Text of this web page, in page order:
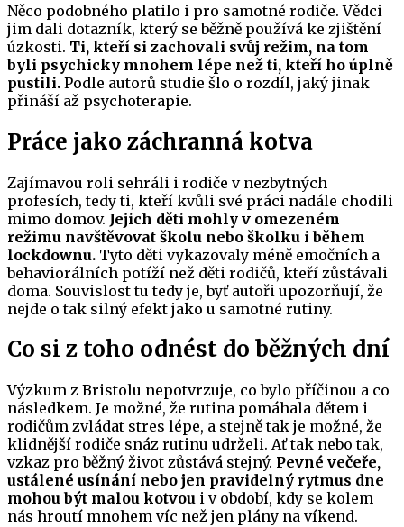
Něco podobného platilo i pro samotné rodiče. Vědci
jim dali dotazník, který se běžně používá ke zjištění
úzkosti. Ti, kteří si zachovali svůj režim, na tom
byli psychicky mnohem lépe než ti, kteří ho úplně
pustili. Podle autorů studie šlo o rozdíl, jaký jinak
přináší až psychoterapie.
Práce jako záchranná kotva
Zajímavou roli sehráli i rodiče v nezbytných
profesích, tedy ti, kteří kvůli své práci nadále chodili
mimo domov. Jejich děti mohly v omezeném
režimu navštěvovat školu nebo školku i během
lockdownu. Tyto děti vykazovaly méně emočních a
behaviorálních potíží než děti rodičů, kteří zůstávali
doma. Souvislost tu tedy je, byť autoři upozorňují, že
nejde o tak silný efekt jako u samotné rutiny.
Co si z toho odnést do běžných dní
Výzkum z Bristolu nepotvrzuje, co bylo příčinou a co
následkem. Je možné, že rutina pomáhala dětem i
rodičům zvládat stres lépe, a stejně tak je možné, že
klidnější rodiče snáz rutinu udrželi. Ať tak nebo tak,
vzkaz pro běžný život zůstává stejný. Pevné večeře,
ustálené usínání nebo jen pravidelný rytmus dne
mohou být malou kotvou i v období, kdy se kolem
nás hroutí mnohem víc než jen plány na víkend.